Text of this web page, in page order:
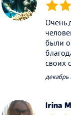
(*) (*)
Очень
были
своих
декабрь
Irina